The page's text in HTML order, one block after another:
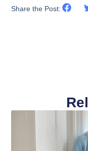
Share the Post: